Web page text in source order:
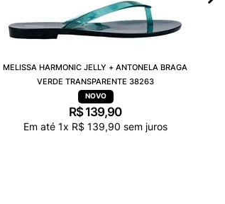
MELISSA HARMONIC JELLY + ANTONELA BRAGA
VERDE TRANSPARENTE 38263
R$ 139,90
Em até 1x R$ 139,90 sem juros